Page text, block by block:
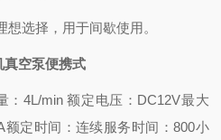
选择，用于间歇使用。
真空泵便携式
：4L/min 额定电压 ：DC12V最大
额定时间：连续服务时间：800小